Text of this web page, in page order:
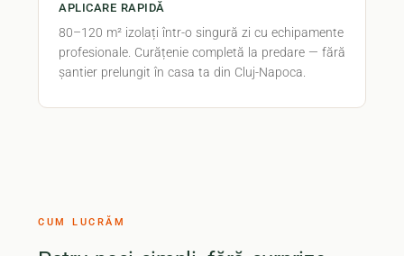
APLICARE RAPIDĂ
80–120 m² izolați într-o singură zi cu echipamente
profesionale. Curățenie completă la predare — fără
șantier prelungit în casa ta din Cluj-Napoca.
CUM LUCRĂM